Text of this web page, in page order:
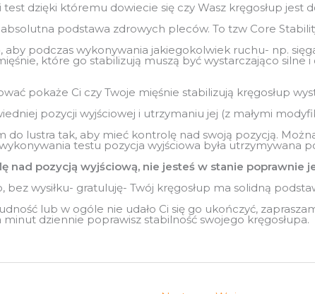
dzięki któremu dowiecie się czy Wasz kręgosłup jest
podstawa zdrowych pleców. To tzw Core
aby podczas wykonywania jakiegokolwiek ruchu- np.
które go stabilizują muszą być wystarczająco
pokaże Ci czy Twoje mięśnie stabilizują kręgosłup
pozycji wyjściowej i utrzymaniu jej (z małymi
do lustra tak, aby mieć kontrolę nad swoją pozycją.
testu pozycja wyjściowa była utrzymywana
nad pozycją wyjściową, nie jesteś w stanie
bez wysiłku- gratuluję- Twój kręgosłup ma solidną
lub w ogóle nie udało Ci się go ukończyć,
dziennie poprawisz stabilność swojego kręgosłupa.